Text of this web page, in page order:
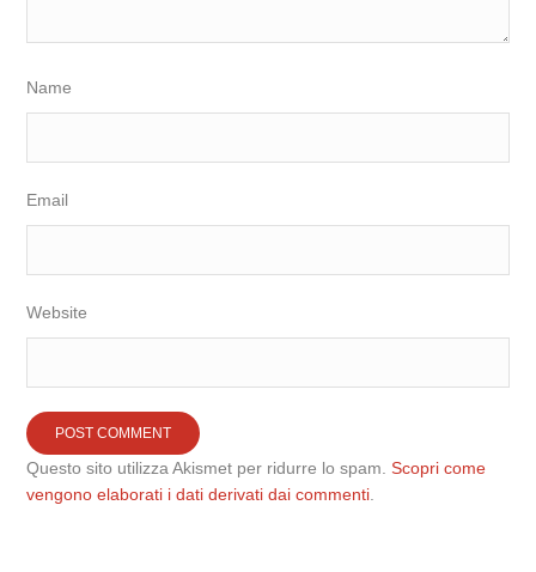
Name
Email
Website
Questo sito utilizza Akismet per ridurre lo spam.Scopri come
vengono elaborati i dati derivati dai commenti